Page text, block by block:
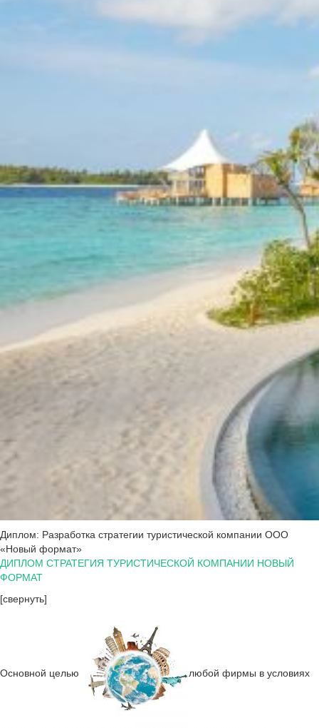
Диплом: Разработка стратегии туристической компании ООО
«Новый формат»
ДИПЛОМ СТРАТЕГИЯ ТУРИСТИЧЕСКОЙ КОМПАНИИ НОВЫЙ
ФОРМАТ
[свернуть]
Основной целью любой фирмы в условиях